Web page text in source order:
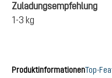
Zuladungsempfehlung
1-3 kg
ProduktinformationenTop-